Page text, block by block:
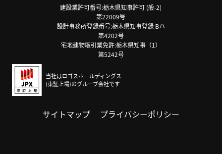
建設業許可番号:栃木県知事許可 (般-2)
第22009号
設計事務所登録番号:栃木県知事登録 Bハ
第4202号
宅地建物取引業免許:栃木県知事（1）
第5242号
当社はロゴスホールディングス
(東証上場)のグループ会社です
サイトマップ プライバシーポリシー